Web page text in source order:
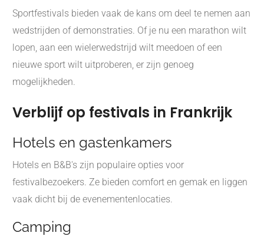
Sportfestivals bieden vaak de kans om deel te nemen aan
wedstrijden of demonstraties. Of je nu een marathon wilt
lopen, aan een wielerwedstrijd wilt meedoen of een
nieuwe sport wilt uitproberen, er zijn genoeg
mogelijkheden.
Verblijf op festivals in Frankrijk
Hotels en gastenkamers
Hotels en B&B's zijn populaire opties voor
festivalbezoekers. Ze bieden comfort en gemak en liggen
vaak dicht bij de evenementenlocaties.
Camping